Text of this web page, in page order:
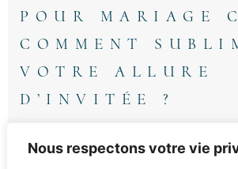
Nous respectons votre vie
POUR MARIAGE
COMMENT
VOTRE ALLURE
D’INVITÉE ?
cocktail parfaite...